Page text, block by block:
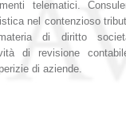
telematici.
nel contenzioso
di diritto
di revisione
di aziende.